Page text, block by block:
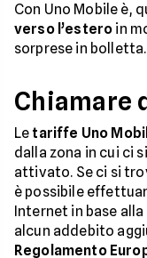
Con Uno Mobile è,
verso l’estero in
sorprese in bolletta.
Chiamare
Le tariffe Uno
dalla zona in cui ci
attivato. Se ci si
è possibile
Internet in base
alcun addebito
Regolamento